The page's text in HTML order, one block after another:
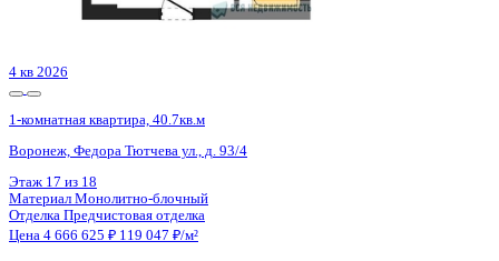
4 кв 2026
1-комнатная квартира, 40.7кв.м
Воронеж, Федора Тютчева ул., д. 93/4
Этаж 13 из 18